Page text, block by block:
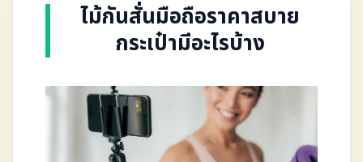
ไม้กันสั่นมือถือราคาสบาย
กระเป๋ามีอะไรบ้าง